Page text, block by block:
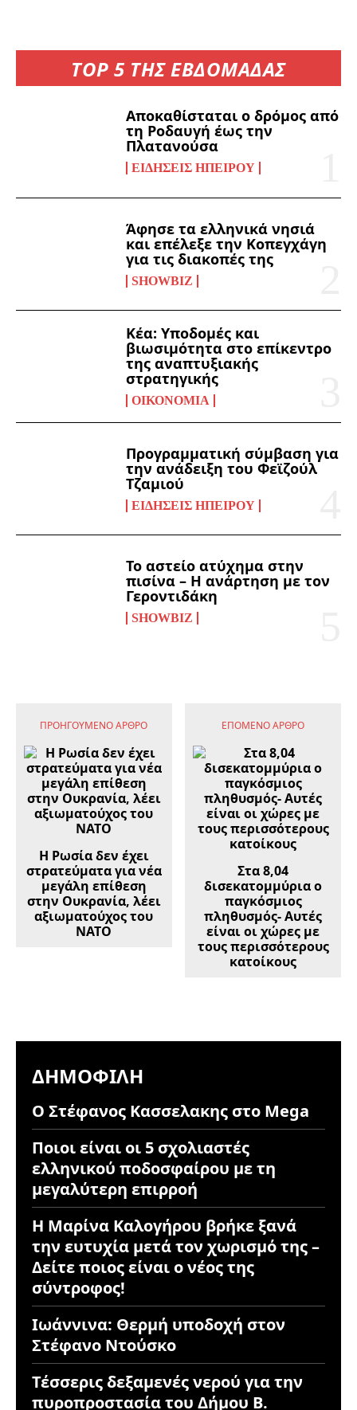
TOP 5 ΤΗΣ ΕΒΔΟΜΑΔΑΣ
Αποκαθίσταται ο δρόμος από
τη Ροδαυγή έως την
Πλατανούσα
ΕΙΔΉΣΕΙΣ ΗΠΕΊΡΟΥ
Άφησε τα ελληνικά νησιά
και επέλεξε την Κοπεγχάγη
για τις διακοπές της
SHOWBIZ
Kέα: Υποδομές και
βιωσιμότητα στο επίκεντρο
της αναπτυξιακής
στρατηγικής
ΟΙΚΟΝΟΜΊΑ
Προγραμματική σύμβαση για
την ανάδειξη του Φεϊζούλ
Τζαμιού
ΕΙΔΉΣΕΙΣ ΗΠΕΊΡΟΥ
Το αστείο ατύχημα στην
πισίνα – Η ανάρτηση με τον
Γεροντιδάκη
SHOWBIZ
ΠΡΟΗΓΟΎΜΕΝΟ ΆΡΘΡΟ
Η Ρωσία δεν έχει
στρατεύματα για νέα
μεγάλη επίθεση
στην Ουκρανία, λέει
αξιωματούχος του
ΝΑΤΟ
ΕΠΌΜΕΝΟ ΆΡΘΡΟ
Στα 8,04
δισεκατομμύρια ο
παγκόσμιος
πληθυσμός- Αυτές
είναι οι χώρες με
τους περισσότερους
κατοίκους
ΔΗΜΟΦΙΛΉ
Ο Στέφανος Κασσελακης στο Mega
Ποιοι είναι οι 5 σχολιαστές
ελληνικού ποδοσφαίρου με τη
μεγαλύτερη επιρροή
Η Μαρίνα Καλογήρου βρήκε ξανά
την ευτυχία μετά τον χωρισμό της –
Δείτε ποιος είναι ο νέος της
σύντροφος!
Ιωάννινα: Θερμή υποδοχή στον
Στέφανο Ντούσκο
Τέσσερις δεξαμενές νερού για την
πυροπροστασία του Δήμου Β.